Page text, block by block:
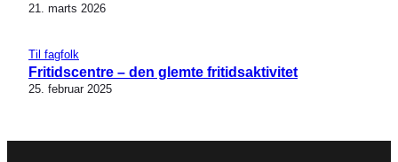
21. marts 2026
Til fagfolk
Fritidscentre – den glemte fritidsaktivitet
25. februar 2025